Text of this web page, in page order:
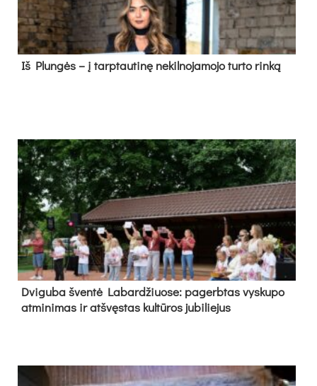
Iš Plungės – į tarptautinę nekilnojamojo turto rinką
Dvi­gu­ba šven­tė La­bar­džiuo­se: pa­gerb­tas vys­ku­po
at­mi­ni­mas ir at­švęs­tas kul­tū­ros ju­bi­lie­jus